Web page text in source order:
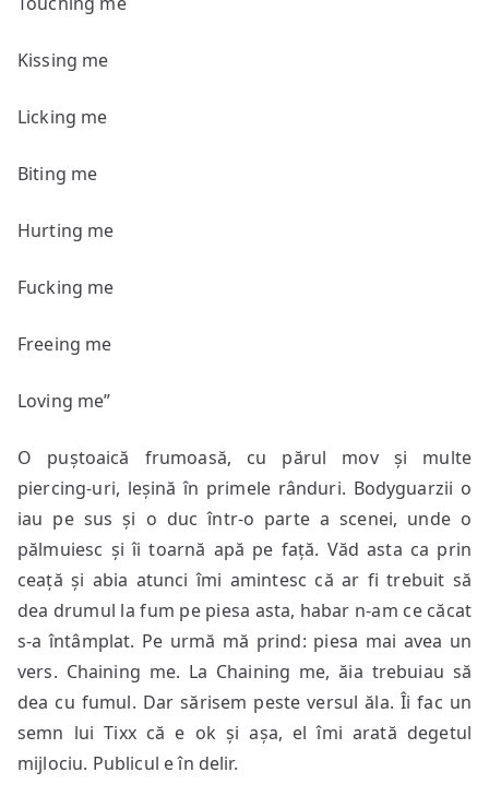
Kissing me
Licking me
Biting me
Hurting me
Fucking me
Freeing me
Loving me”
O puștoaică frumoasă, cu părul mov și multe
piercing-uri, leșină în primele rânduri. Bodyguarzii o
iau pe sus și o duc într-o parte a scenei, unde o
pălmuiesc și îi toarnă apă pe față. Văd asta ca prin
ceață și abia atunci îmi amintesc că ar fi trebuit să
dea drumul la fum pe piesa asta, habar n-am ce căcat
s-a întâmplat. Pe urmă mă prind: piesa mai avea un
vers. Chaining me. La Chaining me, ăia trebuiau să
dea cu fumul. Dar sărisem peste versul ăla. Îi fac un
semn lui Tixx că e ok și așa, el îmi arată degetul
mijlociu. Publicul e în delir.